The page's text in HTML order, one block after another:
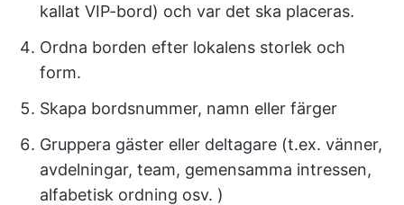
kallat VIP-bord) och var det ska placeras.
Ordna borden efter lokalens storlek och
form.
Skapa bordsnummer, namn eller färger
Gruppera gäster eller deltagare (t.ex. vänner,
avdelningar, team, gemensamma intressen,
alfabetisk ordning osv. )